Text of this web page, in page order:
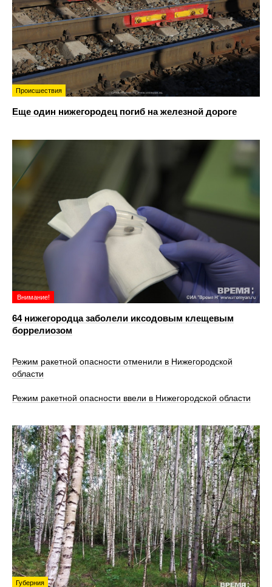
Происшествия
Еще один нижегородец погиб на железной дороге
Внимание!
64 нижегородца заболели иксодовым клещевым
боррелиозом
Режим ракетной опасности отменили в Нижегородской
области
Режим ракетной опасности ввели в Нижегородской области
Губерния